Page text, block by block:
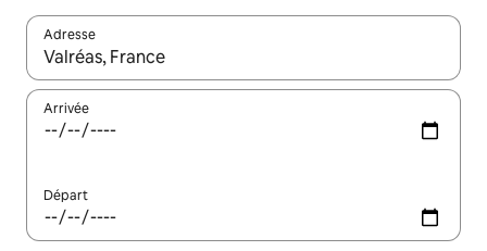
Adresse
Lorsque les résultats s'affichent, utilisez les flèches vers le
Arrivée
Départ